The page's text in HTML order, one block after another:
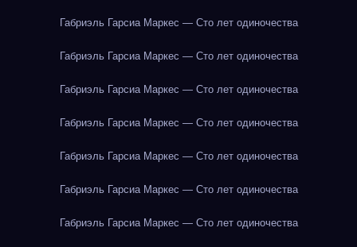
Габриэль Гарсиа Маркес — Сто лет одиночества
Габриэль Гарсиа Маркес — Сто лет одиночества
Габриэль Гарсиа Маркес — Сто лет одиночества
Габриэль Гарсиа Маркес — Сто лет одиночества
Габриэль Гарсиа Маркес — Сто лет одиночества
Габриэль Гарсиа Маркес — Сто лет одиночества
Габриэль Гарсиа Маркес — Сто лет одиночества